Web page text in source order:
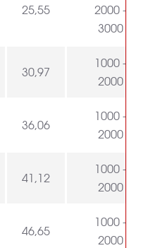
25,55
2000 -
3000
30,97
1000 -
2000
36,06
1000 -
2000
41,12
1000 -
2000
46,65
1000 -
2000